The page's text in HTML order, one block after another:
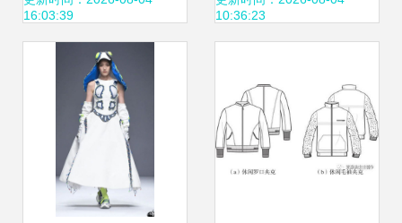
16:03:39
10:36:23